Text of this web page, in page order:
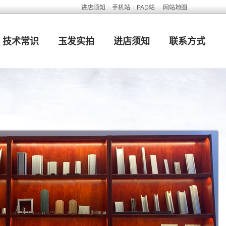
进店须知 手机站 PAD站 网站地图
技术常识 玉发实拍 进店须知 联系方式